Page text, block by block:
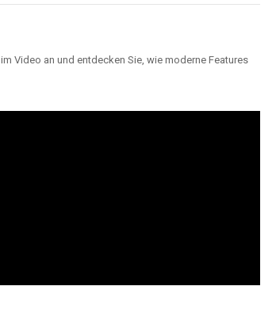
im Video an und entdecken Sie, wie moderne Features